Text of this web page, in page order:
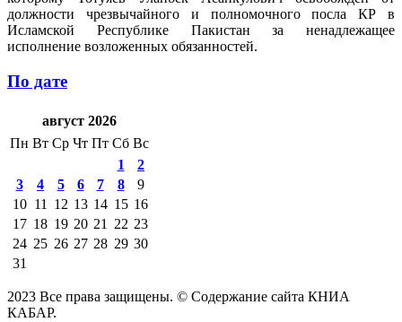
должности чрезвычайного и полномочного посла КР в
Исламской Республике Пакистан за ненадлежащее
исполнение возложенных обязанностей.
По дате
август 2026
Пн Вт Ср Чт Пт Сб Вс
1
2
3
4 5 6 7 8
9
10 11 12 13 14 15 16
17 18 19 20 21 22 23
24 25 26 27 28 29 30
31
2023 Все права защищены. © Содержание сайта КНИА
КАБАР.